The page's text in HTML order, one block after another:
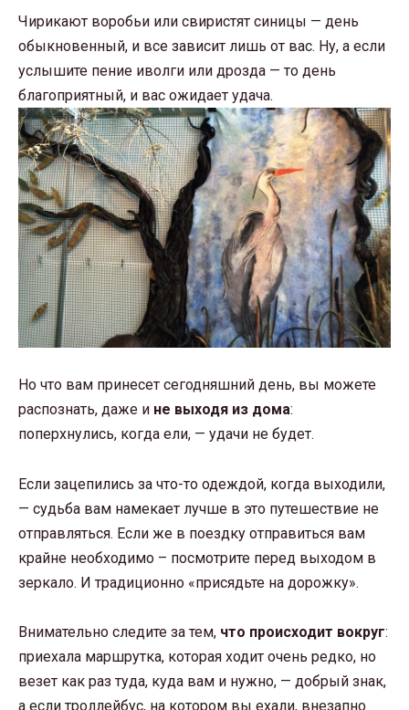
Чирикают воробьи или свиристят синицы — день
обыкновенный, и все зависит лишь от вас. Ну, а если
услышите пение иволги или дрозда — то день
благоприятный, и вас ожидает удача.
Но что вам принесет сегодняшний день, вы можете
распознать, даже и не выходя из дома:
поперхнулись, когда ели, — удачи не будет.
Если зацепились за что-то одеждой, когда выходили,
— судьба вам намекает лучше в это путешествие не
отправляться. Если же в поездку отправиться вам
крайне необходимо – посмотрите перед выходом в
зеркало. И традиционно «присядьте на дорожку».
Внимательно следите за тем, что происходит вокруг:
приехала маршрутка, которая ходит очень редко, но
везет как раз туда, куда вам и нужно, — добрый знак,
а если троллейбус, на котором вы ехали, внезапно